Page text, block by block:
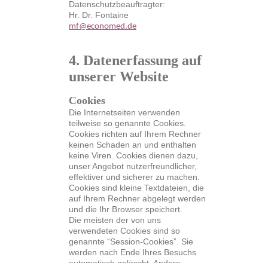
Datenschutzbeauftragter:
Hr. Dr. Fontaine
mf@economed.de
4. Datenerfassung auf
unserer Website
Cookies
Die Internetseiten verwenden
teilweise so genannte Cookies.
Cookies richten auf Ihrem Rechner
keinen Schaden an und enthalten
keine Viren. Cookies dienen dazu,
unser Angebot nutzerfreundlicher,
effektiver und sicherer zu machen.
Cookies sind kleine Textdateien, die
auf Ihrem Rechner abgelegt werden
und die Ihr Browser speichert.
Die meisten der von uns
verwendeten Cookies sind so
genannte “Session-Cookies”. Sie
werden nach Ende Ihres Besuchs